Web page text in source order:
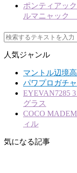
ポンティアッ
ルマニャック
人気ジャンル
マントル辺境
パワプロガチャ
EYEVAN7285
グラス
COCO
ィル
気になる記事